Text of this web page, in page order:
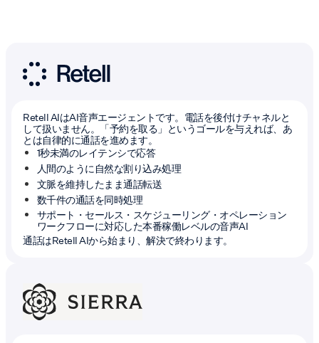
Retell AIはAI音声エージェントです。電話を後付けチャネルと
して扱いません。「予約を取る」というゴールを与えれば、あ
とは自律的に通話を進めます。
1秒未満のレイテンシで応答
人間のように自然な割り込み処理
文脈を維持したまま通話転送
数千件の通話を同時処理
サポート・セールス・スケジューリング・オペレーション
ワークフローに対応した本番稼働レベルの音声AI
通話はRetell AIから始まり、解決で終わります。